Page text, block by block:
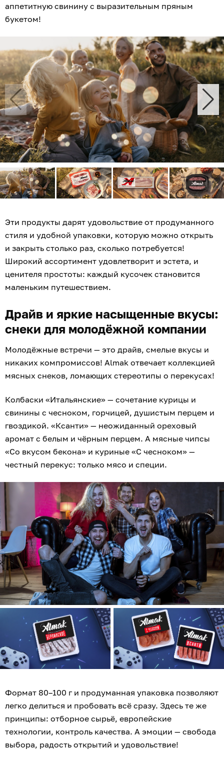
аппетитную свинину с выразительным пряным
букетом!
Эти продукты дарят удовольствие от продуманного
стиля и удобной упаковки, которую можно открыть
и закрыть столько раз, сколько потребуется!
Широкий ассортимент удовлетворит и эстета, и
ценителя простоты: каждый кусочек становится
маленьким путешествием.
Драйв и яркие насыщенные вкусы:
снеки для молодёжной компании
Молодёжные встречи — это драйв, смелые вкусы и
никаких компромиссов! Almak отвечает коллекцией
мясных снеков, ломающих стереотипы о перекусах!
Колбаски «Итальянские» — сочетание курицы и
свинины с чесноком, горчицей, душистым перцем и
гвоздикой. «Ксанти» — неожиданный ореховый
аромат с белым и чёрным перцем. А мясные чипсы
«Со вкусом бекона» и куриные «С чесноком» —
честный перекус: только мясо и специи.
Формат 80–100 г и продуманная упаковка позволяют
легко делиться и пробовать всё сразу. Здесь те же
принципы: отборное сырьё, европейские
технологии, контроль качества. А эмоции — свобода
выбора, радость открытий и удовольствие!